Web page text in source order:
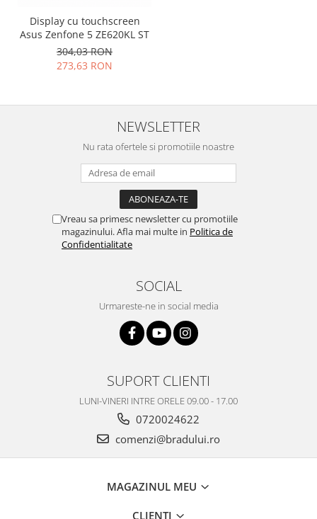
Vonino
Display cu touchscreen
Asus Zenfone 5 ZE620KL ST
304,03 RON
273,63 RON
NEWSLETTER
Nu rata ofertele si promotiile noastre
Vreau sa primesc newsletter cu promotiile
magazinului. Afla mai multe in Politica de
Confidentialitate
SOCIAL
Urmareste-ne in social media
SUPORT CLIENTI
LUNI-VINERI INTRE ORELE 09.00 - 17.00
0720024622
comenzi@bradului.ro
MAGAZINUL MEU
CLIENTI